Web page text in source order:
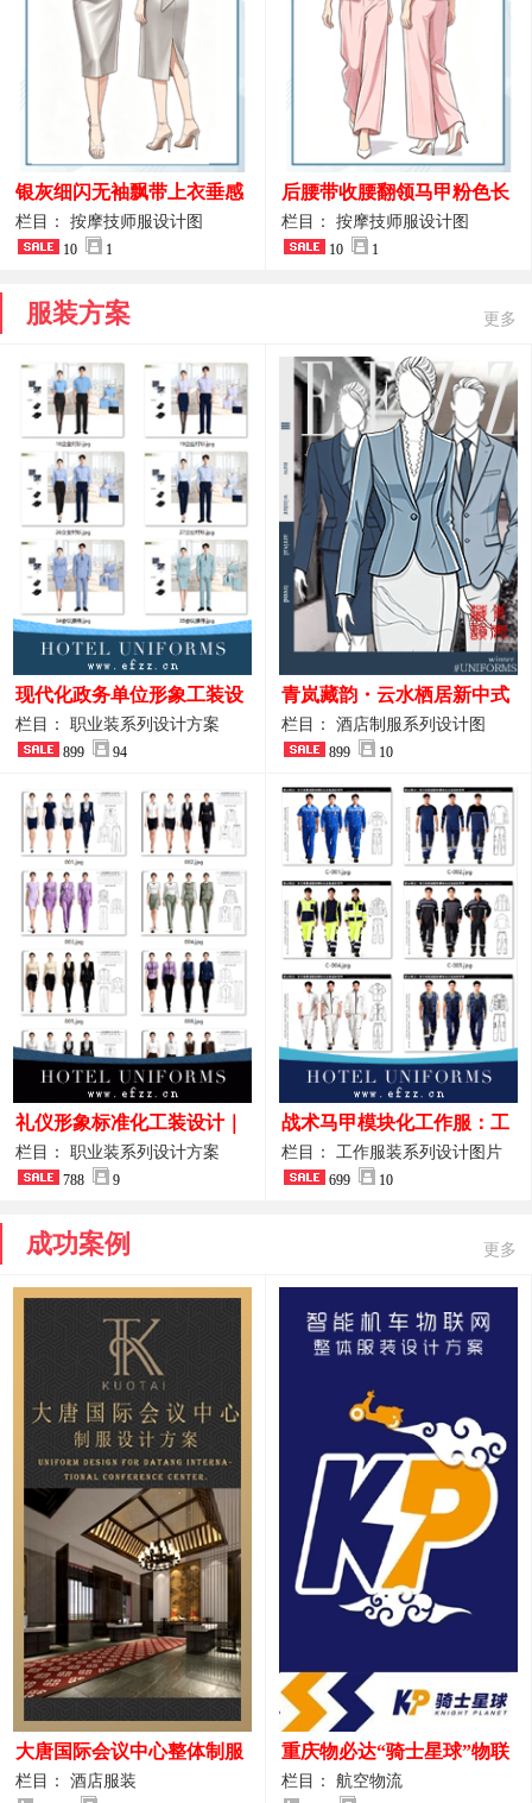
银灰细闪无袖飘带上衣垂感
开叉中长裙 星级酒店前厅礼
仪高级全套工作服
栏目： 按摩技师服设计图
10 1
后腰带收腰翻领马甲粉色长
裤套装 美容门店前台主管精
致高级工装
栏目： 按摩技师服设计图
10 1
服装方案 更多
现代化政务单位形象工装设
计｜国风会务接待西装制服
整套方案
栏目： 职业装系列设计方案
899 94
青岚藏韵・云水栖居新中式
酒店全岗位制服设计原创作
品图
栏目： 酒店制服系列设计图
899 10
礼仪形象标准化工装设计｜
高端服务业仪态塑造专属职
业装系列
栏目： 职业装系列设计方案
788 9
战术马甲模块化工作服：工
程巡检与设备调试岗位的多
功能收纳设计
栏目： 工作服装系列设计图片
699 10
成功案例 更多
大唐国际会议中心整体制服
设计案例
栏目： 酒店服装
重庆物必达“骑士星球”物联
网派送人员服装设计案例
栏目： 航空物流